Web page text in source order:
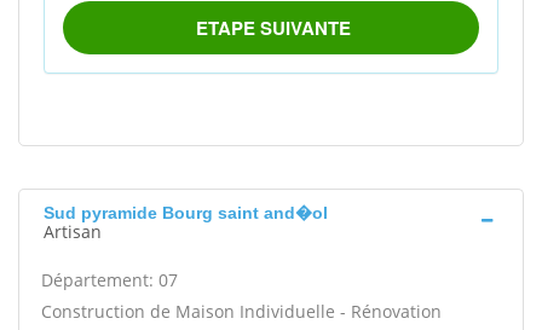
Sud pyramide Bourg saint and�ol
Artisan
Département: 07
Construction de Maison Individuelle - Rénovation